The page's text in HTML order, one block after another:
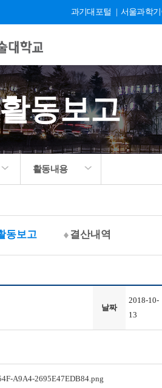
과기대포털 서울과학
활동보고
활동내용
동보고 결산내역
날짜
2018-10-
13
A9A4-2695E47EDB84.png